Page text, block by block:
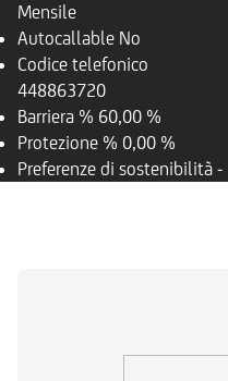
Mensile
Autocallable No
Codice telefonico
448863720
Barriera % 60,00 %
Protezione % 0,00 %
Preferenze di sostenibilità -